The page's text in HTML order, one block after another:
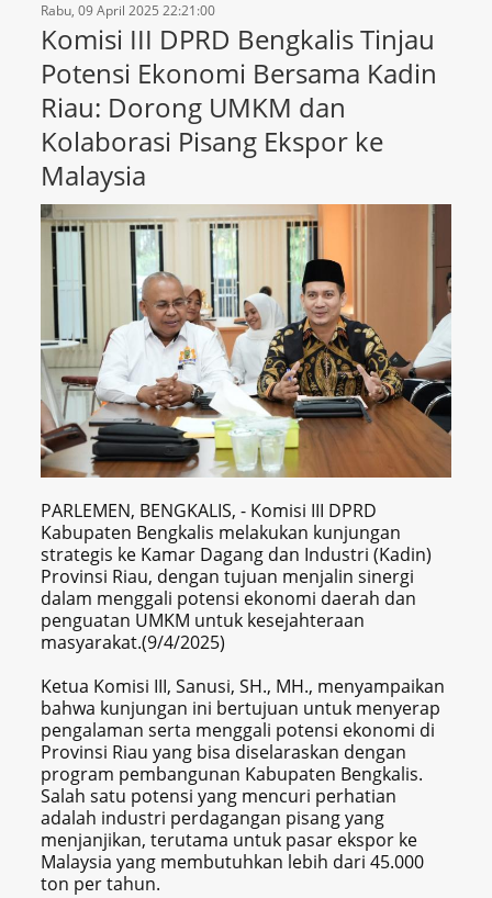
Rabu, 09 April 2025 22:21:00
Komisi III DPRD Bengkalis Tinjau
Potensi Ekonomi Bersama Kadin
Riau: Dorong UMKM dan
Kolaborasi Pisang Ekspor ke
Malaysia
PARLEMEN, BENGKALIS, - Komisi III DPRD
Kabupaten Bengkalis melakukan kunjungan
strategis ke Kamar Dagang dan Industri (Kadin)
Provinsi Riau, dengan tujuan menjalin sinergi
dalam menggali potensi ekonomi daerah dan
penguatan UMKM untuk kesejahteraan
masyarakat.(9/4/2025)
Ketua Komisi III, Sanusi, SH., MH., menyampaikan
bahwa kunjungan ini bertujuan untuk menyerap
pengalaman serta menggali potensi ekonomi di
Provinsi Riau yang bisa diselaraskan dengan
program pembangunan Kabupaten Bengkalis.
Salah satu potensi yang mencuri perhatian
adalah industri perdagangan pisang yang
menjanjikan, terutama untuk pasar ekspor ke
Malaysia yang membutuhkan lebih dari 45.000
ton per tahun.